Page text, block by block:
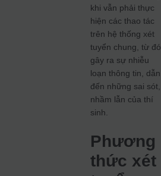
khi vẫn phải thực
hiện các thao tác
trên hệ thống xét
tuyển chung, từ đó
gây ra sự nhiễu
loạn thông tin, dẫn
đến những sai sót,
nhầm lẫn của thí
sinh.
Phương
thức xét